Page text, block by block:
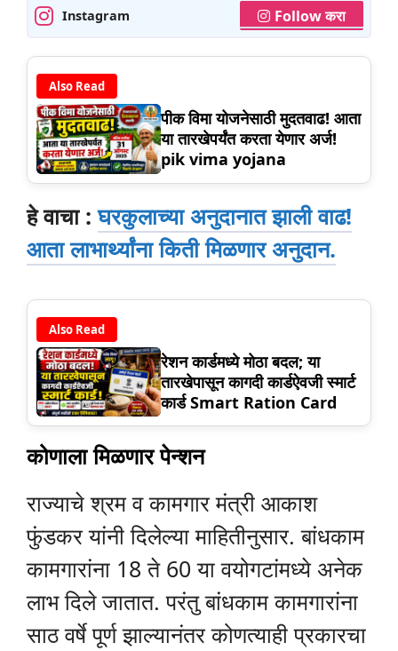
Instagram Follow करा
Also Read
पीक विमा योजनेसाठी मुदतवाढ! आता
या तारखेपर्यंत करता येणार अर्ज!
pik vima yojana
हे वाचा :घरकुलाच्या अनुदानात झाली वाढ!
आता लाभार्थ्यांना किती मिळणार अनुदान.
Also Read
रेशन कार्डमध्ये मोठा बदल; या
तारखेपासून कागदी कार्डऐवजी स्मार्ट
कार्ड Smart Ration Card
कोणाला मिळणार पेन्शन
राज्याचे श्रम व कामगार मंत्री आकाश
फुंडकर यांनी दिलेल्या माहितीनुसार. बांधकाम
कामगारांना 18 ते 60 या वयोगटांमध्ये अनेक
लाभ दिले जातात. परंतु बांधकाम कामगारांना
साठ वर्षे पूर्ण झाल्यानंतर कोणत्याही प्रकारचा